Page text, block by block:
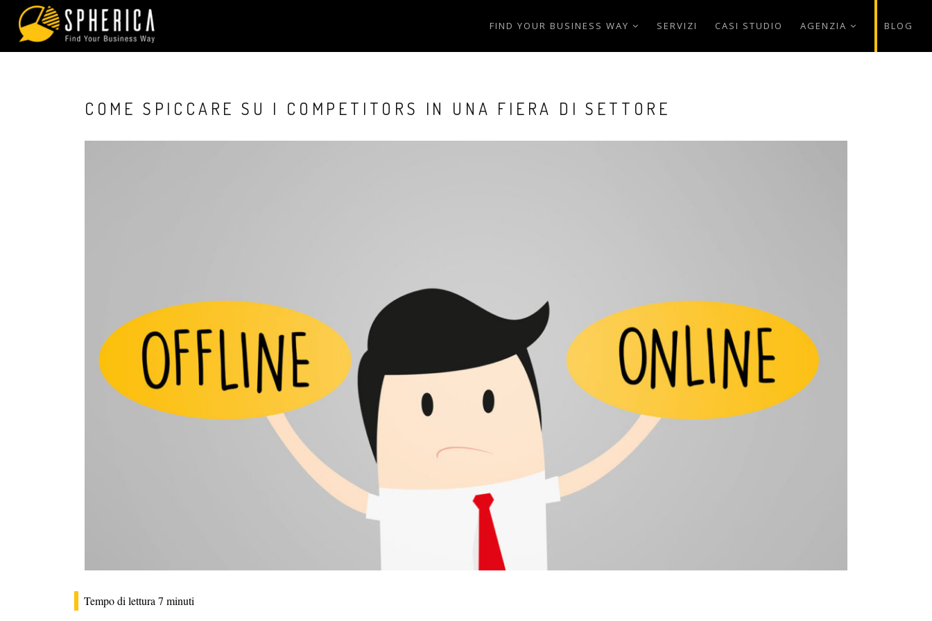
FIND YOUR BUSINESS WAY SERVIZI CASI STUDIO AGENZIA BLOG
COME SPICCARE SU I COMPETITORS IN UNA FIERA DI SETTORE
Tempo di lettura 7 minuti